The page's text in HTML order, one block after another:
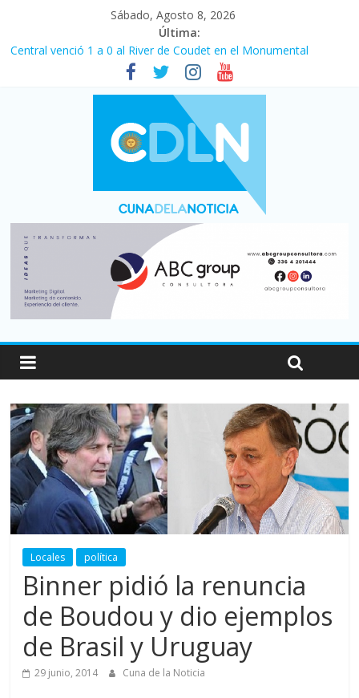
Sábado, Agosto 8, 2026
Última:
Central venció 1 a 0 al River de Coudet en el Monumental
La morosidad alcanzó su nivel más alto en dos décadas y ya
afecta a 400 mil deudores en Santa Fe
Desde que asumió Milei cerraron 41.000 kioscos: el sector
denuncia crisis como en 2001
Vacaciones de invierno con más movimiento y consumo
turístico: 4,6 millones de personas viajaron por el país, un 5,9%
Fuerte caída de la venta de autos usados en julio: bajó un 12,6%
Locales política
Binner pidió la renuncia
de Boudou y dio ejemplos
de Brasil y Uruguay
29 junio, 2014 Cuna de la Noticia